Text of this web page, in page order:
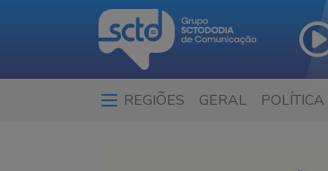
REGIÕES GERAL POLÍTICA